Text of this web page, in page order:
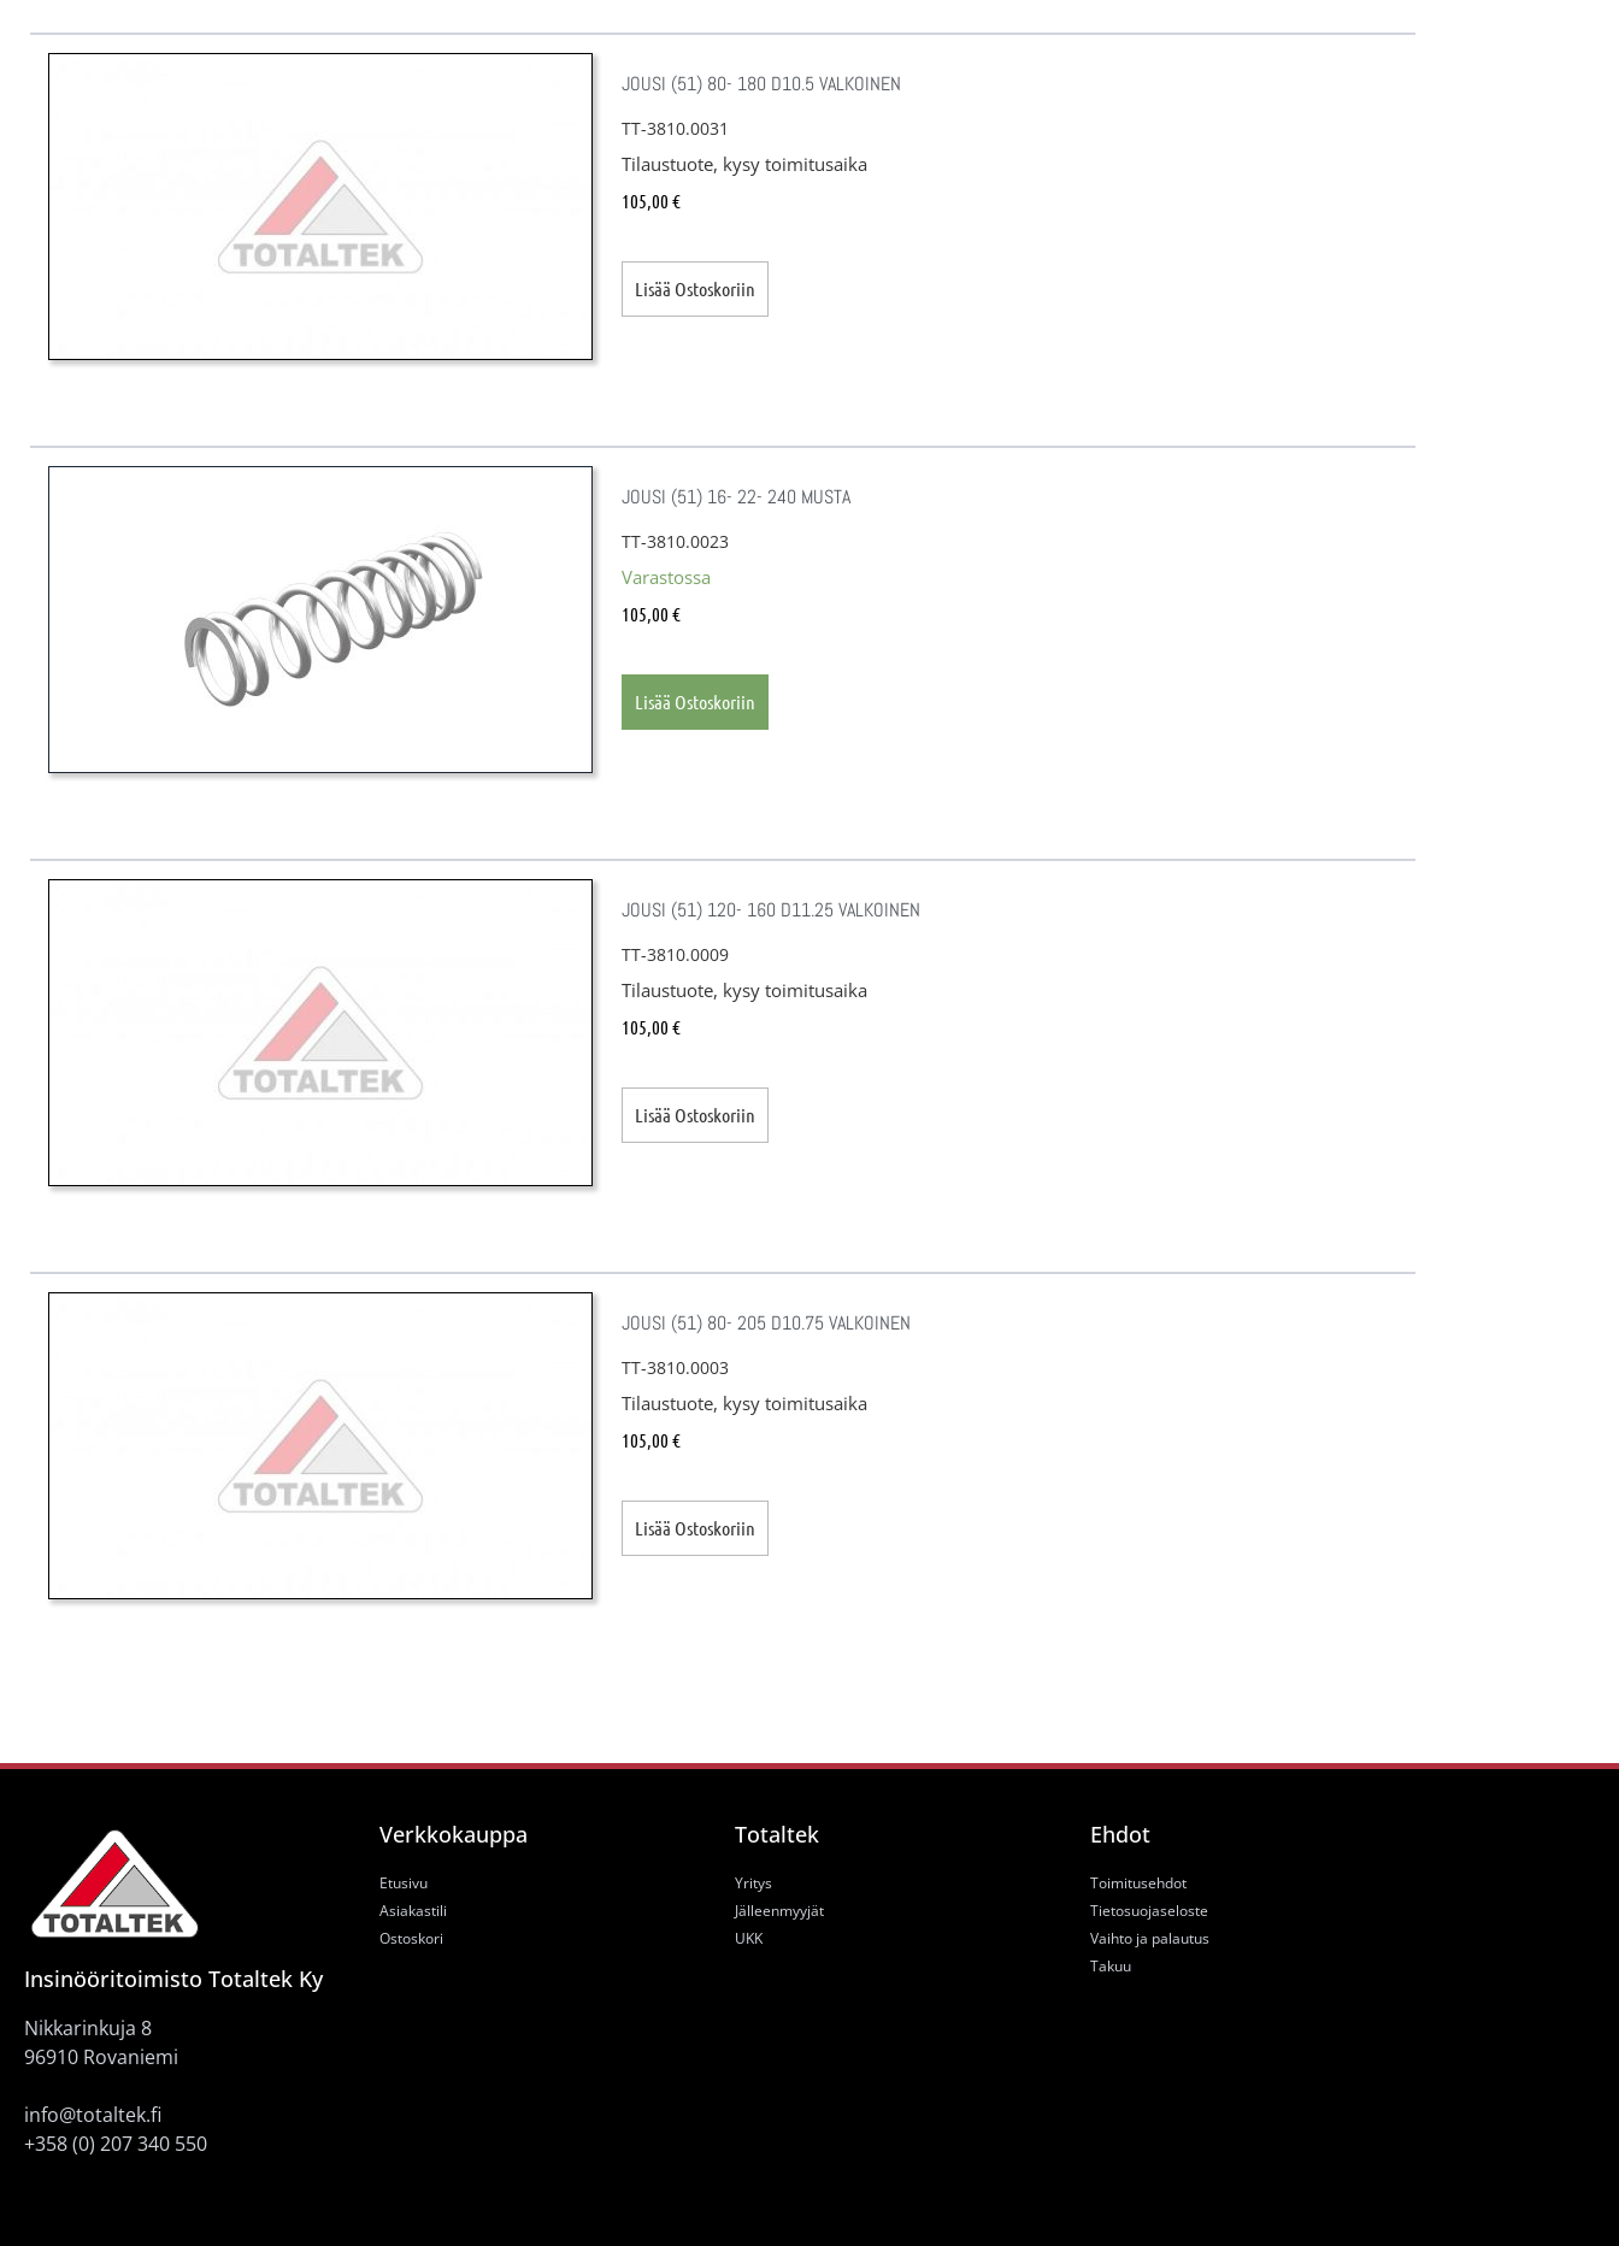
JOUSI (51) 80- 180 D10.5 VALKOINEN
TT-3810.0031
Tilaustuote, kysy toimitusaika
105,00 €
Lisää Ostoskoriin
JOUSI (51) 16- 22- 240 MUSTA
TT-3810.0023
Varastossa
105,00 €
Lisää Ostoskoriin
JOUSI (51) 120- 160 D11.25 VALKOINEN
TT-3810.0009
Tilaustuote, kysy toimitusaika
105,00 €
Lisää Ostoskoriin
JOUSI (51) 80- 205 D10.75 VALKOINEN
TT-3810.0003
Tilaustuote, kysy toimitusaika
105,00 €
Lisää Ostoskoriin
Insinööritoimisto Totaltek Ky
Nikkarinkuja 8
96910 Rovaniemi
info@totaltek.fi
+358 (0) 207 340 550
Verkkokauppa
Etusivu
Asiakastili
Ostoskori
Totaltek
Yritys
Jälleenmyyjät
UKK
Ehdot
Toimitusehdot
Tietosuojaseloste
Vaihto ja palautus
Takuu